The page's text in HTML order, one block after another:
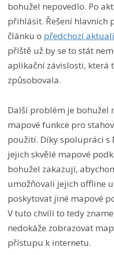
bohužel nepovedlo. Po
přihlásit. Řešení hlavních
článku o předchozí
příště už by se to stát
aplikační závislosti, která
způsobovala.
Další problém je bohužel
mapové funkce pro
použití. Díky spolupráci s
jejich skvělé mapové
bohužel zakazují,
umožňovali jejich offline
poskytovat jiné mapové
V tuto chvíli to tedy
nedokáže zobrazovat
přístupu k internetu.